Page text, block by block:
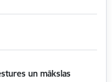
un mākslas